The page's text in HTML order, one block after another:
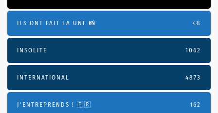
ILS ONT FAIT LA UNE 📸 48
INSOLITE 1062
INTERNATIONAL 4873
J'ENTREPRENDS ! 🇫🇷 162